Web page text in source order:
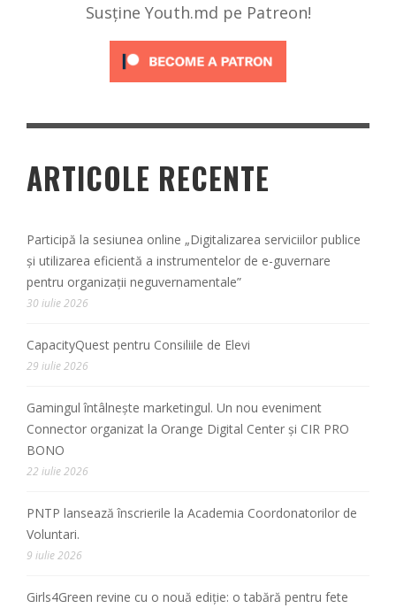
Susține Youth.md pe Patreon!
ARTICOLE RECENTE
Participă la sesiunea online „Digitalizarea serviciilor publice
și utilizarea eficientă a instrumentelor de e-guvernare
pentru organizații neguvernamentale”
30 iulie 2026
CapacityQuest pentru Consiliile de Elevi
29 iulie 2026
Gamingul întâlnește marketingul. Un nou eveniment
Connector organizat la Orange Digital Center și CIR PRO
BONO
22 iulie 2026
PNTP lansează înscrierile la Academia Coordonatorilor de
Voluntari.
9 iulie 2026
Girls4Green revine cu o nouă ediție: o tabără pentru fete